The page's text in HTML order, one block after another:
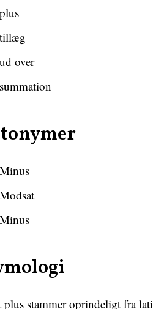
plus
tillæg
ud over
summation
Minus
Modsat
Minus
plus stammer oprindeligt fra